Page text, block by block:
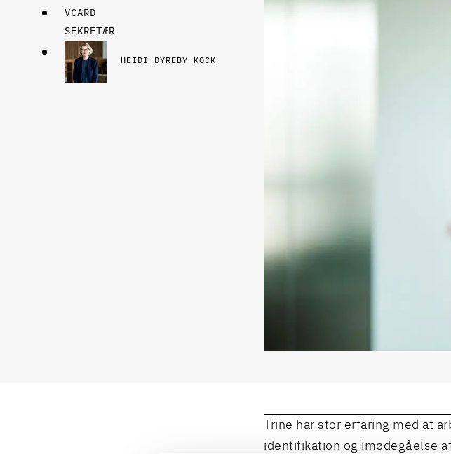
VCARD
SEKRETÆR
HEIDI DYREBY KOCK
Trine har stor erfaring med at
identifikation og imødegåelse